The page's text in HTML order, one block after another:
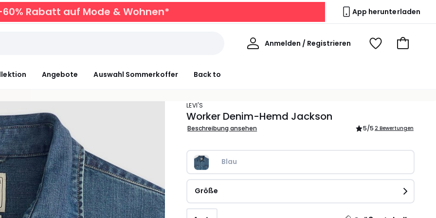
-60% Rabatt auf Mode & Wohnen* App herunterladen
Angebote Auswahl Sommerkoffer Back to
Anmelden / Registrieren
Willkommen
Voir
Zum
LEVI'S
Worker Denim-Hemd Jackson
Beschreibung ansehen 5/5 2 Bewertungen
Blau
Größe